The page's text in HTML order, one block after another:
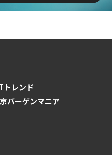
トレンド
バーゲンマニア